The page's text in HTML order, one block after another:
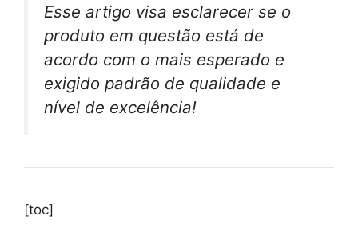
Esse artigo visa esclarecer se o
produto em questão está de
acordo com o mais esperado e
exigido padrão de qualidade e
nível de excelência!
[toc]